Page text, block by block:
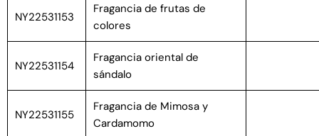
NY22531153
Fragancia de frutas de
colores
NY22531154
Fragancia oriental de
sándalo
NY22531155
Fragancia de Mimosa y
Cardamomo